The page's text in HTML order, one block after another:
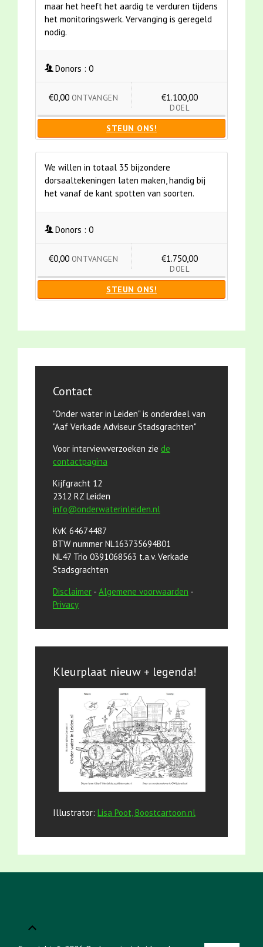
maar het heeft het aardig te verduren tijdens
het monitoringswerk. Vervanging is geregeld
nodig.
Donors : 0
€0,00 ONTVANGEN €1.100,00
DOEL
STEUN ONS!
We willen in totaal 35 bijzondere
dorsaaltekeningen laten maken, handig bij
het vanaf de kant spotten van soorten.
Donors : 0
€0,00 ONTVANGEN €1.750,00
DOEL
STEUN ONS!
Contact
"Onder water in Leiden" is onderdeel van
"Aaf Verkade Adviseur Stadsgrachten"
Voor interviewverzoeken zie de
contactpagina
Kijfgracht 12
2312 RZ Leiden
info@onderwaterinleiden.nl
KvK 64674487
BTW nummer NL163735694B01
NL47 Trio 0391068563 t.a.v. Verkade
Stadsgrachten
Disclaimer - Algemene voorwaarden -
Privacy
Kleurplaat nieuw + legenda!
Illustrator: Lisa Poot, Boostcartoon.nl